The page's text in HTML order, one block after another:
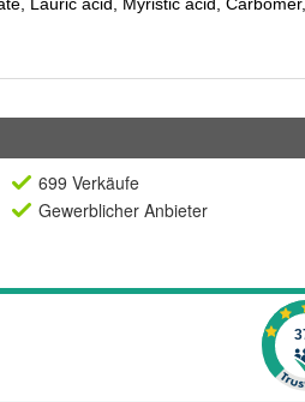
699 Verkäufe
Gewerblicher Anbieter